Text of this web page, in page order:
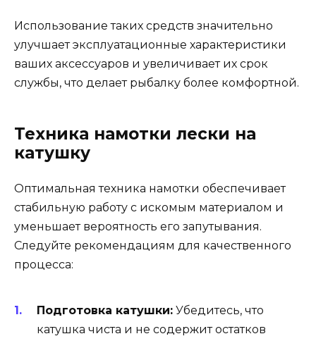
Использование таких средств значительно
улучшает эксплуатационные характеристики
ваших аксессуаров и увеличивает их срок
службы, что делает рыбалку более комфортной.
Техника намотки лески на
катушку
Оптимальная техника намотки обеспечивает
стабильную работу с искомым материалом и
уменьшает вероятность его запутывания.
Следуйте рекомендациям для качественного
процесса:
Подготовка катушки: Убедитесь, что
катушка чиста и не содержит остатков